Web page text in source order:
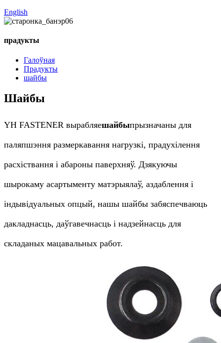
English
прадукты
Галоўная
Прадукты
шайбы
Шайбы
YH FASTENER вырабляешайбыпрызначаны для
паляпшэння размеркавання нагрузкі, прадухілення
расхіствання і абароны паверхняў. Дзякуючы
шырокаму асартыменту матэрыялаў, аздаблення і
індывідуальных опцый, нашы шайбы забяспечваюць
дакладнасць, даўгавечнасць і надзейнасць для
складаных мацавальных работ.